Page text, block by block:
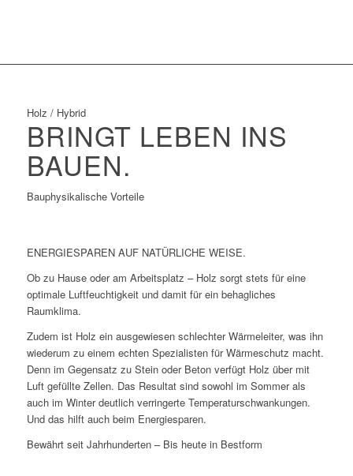
Holz / Hybrid
BRINGT LEBEN INS
BAUEN.
Bauphysikalische Vorteile
ENERGIESPAREN AUF NATÜRLICHE WEISE.
Ob zu Hause oder am Arbeitsplatz – Holz sorgt stets für eine
optimale Luftfeuchtigkeit und damit für ein behagliches
Raumklima.
Zudem ist Holz ein ausgewiesen schlechter Wärmeleiter, was ihn
wiederum zu einem echten Spezialisten für Wärmeschutz macht.
Denn im Gegensatz zu Stein oder Beton verfügt Holz über mit
Luft gefüllte Zellen. Das Resultat sind sowohl im Sommer als
auch im Winter deutlich verringerte Temperaturschwankungen.
Und das hilft auch beim Energiesparen.
Bewährt seit Jahrhunderten – Bis heute in Bestform